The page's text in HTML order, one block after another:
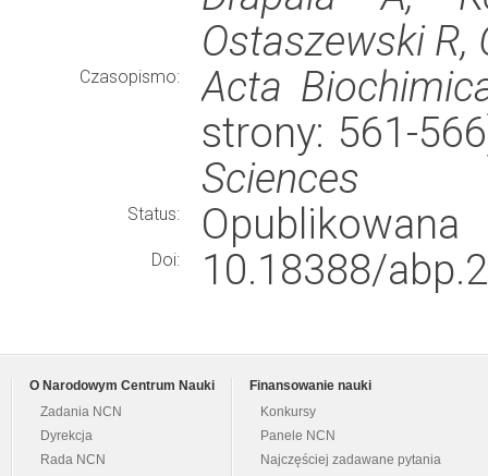
Ostaszewski R,
Czasopismo:
Acta
strony: 561-
Sciences
Status: Opublikowana
Doi: 10.18388/
O Narodowym Centrum Nauki
Zadania NCN
Dyrekcja
Rada NCN
Finansowanie nauki
Konkursy
Panele NCN
Najczęściej zadawane pytania